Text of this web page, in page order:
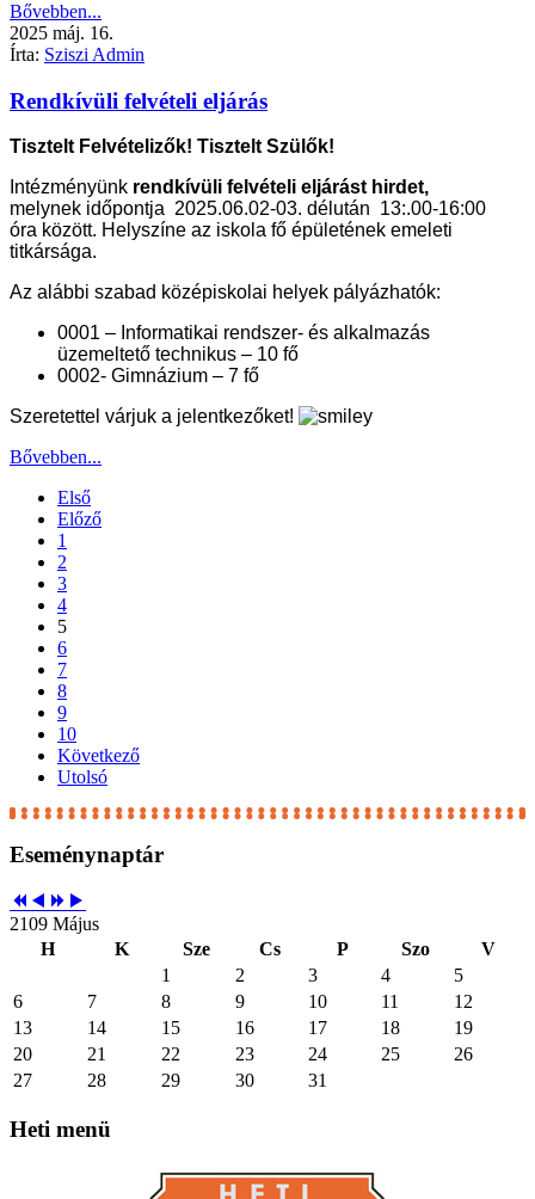
Bővebben...
2025 máj. 16.
Írta: Sziszi Admin
Rendkívüli felvételi eljárás
Tisztelt Felvételizők! Tisztelt Szülők!
Intézményünk rendkívüli felvételi eljárást hirdet,
melynek időpontja 2025.06.02-03. délután 13:.00-16:00
óra között. Helyszíne az iskola fő épületének emeleti
titkársága.
Az alábbi szabad középiskolai helyek pályázhatók:
0001 – Informatikai rendszer- és alkalmazás
üzemeltető technikus – 10 fő
0002- Gimnázium – 7 fő
Szeretettel várjuk a jelentkezőket!
Bővebben...
Első
Előző
1
2
3
4
5
6
7
8
9
10
Következő
Utolsó
Eseménynaptár
2109 Május
H
K Sze Cs P Szo
V
1
2 3 4
5
6
7 8 9 10 11
12
13
14 15 16 17 18
19
20
21 22 23 24 25
26
27
28 29 30 31
Heti menü